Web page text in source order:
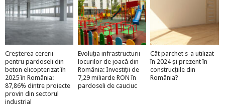
Creșterea cererii
pentru pardoseli din
beton elicopterizat în
2025 în România:
87,86% dintre proiecte
provin din sectorul
industrial
Evoluția infrastructurii
locurilor de joacă din
România: Investiții de
7,29 miliarde RON în
pardoseli de cauciuc
Cât parchet s-a utilizat
în 2024 și prezent în
construcțiile din
România?